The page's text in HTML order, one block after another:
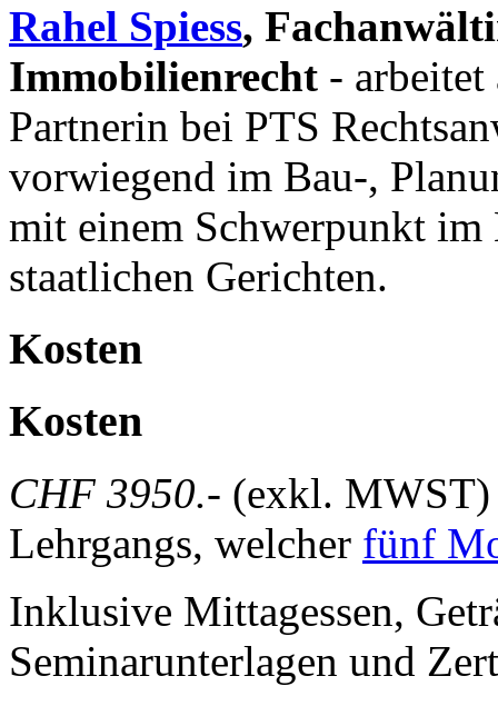
Rahel Spiess,
Immobilienrecht -
Partnerin bei PTS
vorwiegend im Bau-,
mit einem Schwerpunkt
staatlichen Gerichten.
Kosten
Kosten
CHF 3950.- (exkl. MWST)
Lehrgangs, welcher fünf
Inklusive Mittagessen,
Seminarunterlagen und